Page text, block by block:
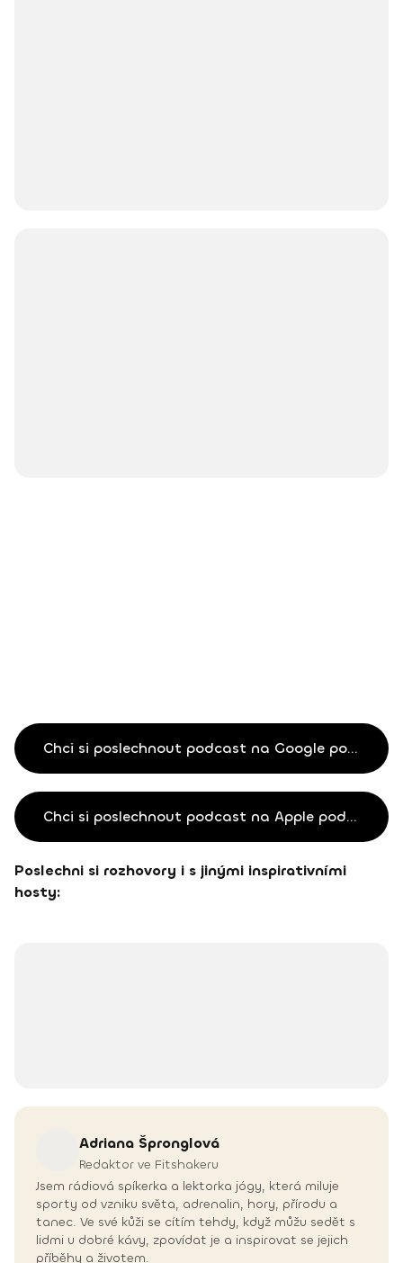
Chci si poslechnout podcast na Google podcastech
Chci si poslechnout podcast na Apple podcastech
Poslechni si rozhovory i s jinými inspirativními
hosty:
Adriana Špronglová
Redaktor ve Fitshakeru
Jsem rádiová spíkerka a lektorka jógy, která miluje
sporty od vzniku světa, adrenalin, hory, přírodu a
tanec. Ve své kůži se cítím tehdy, když můžu sedět s
lidmi u dobré kávy, zpovídat je a inspirovat se jejich
příběhy a životem.